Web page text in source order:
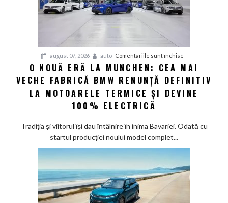
2030
șapte
noi
august 07, 2026 auto Comentariile sunt închise
O
nouă
eră
Cea
BMW
renunță
O NOUĂ ERĂ LA MUNCHEN: CEA MAI
VECHE FABRICĂ BMW RENUNȚĂ DEFINITIV
LA MOTOARELE TERMICE ȘI DEVINE
100% ELECTRICĂ
Tradiția și viitorul își dau întâlnire în inima Bavariei. Odată cu
startul producției noului model complet...